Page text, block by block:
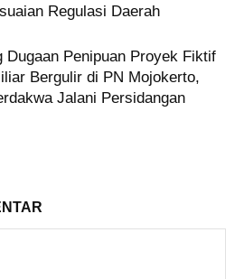
Regulasi Daerah
Dugaan Penipuan Proyek Fiktif
Bergulir di PN Mojokerto,
Jalani Persidangan